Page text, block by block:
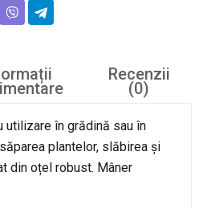
Recenzii
(0)
utilizare în grădină sau în
plantelor, slăbirea și
din oțel robust. Mâner